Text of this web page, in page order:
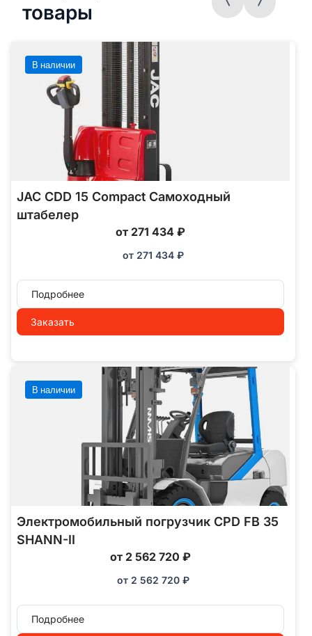
товары
В наличии
JAC CDD 15 Compact Самоходный
штабелер
от 271 434 ₽
от 271 434 ₽
Подробнее
Заказать
В наличии
Электромобильный погрузчик CPD FB 35
SHANN-II
от 2 562 720 ₽
от 2 562 720 ₽
Подробнее